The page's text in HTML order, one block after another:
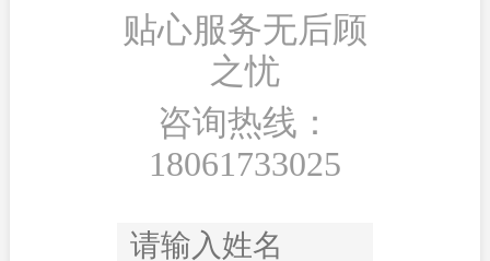
贴心服务无后顾
之忧
咨询热线：
18061733025